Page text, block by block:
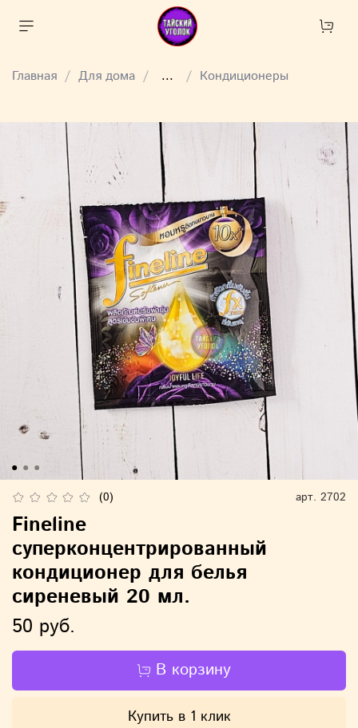
Главная Для дома ... Кондиционеры
(0) арт. 2702
Fineline
суперконцентрированный
кондиционер для белья
сиреневый 20 мл.
50 руб.
В корзину
Купить в 1 клик